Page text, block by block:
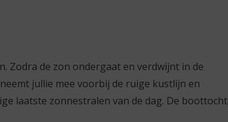
Zodra de zon ondergaat en verdwijnt in de
jullie mee voorbij de ruige kustlijn en
laatste zonnestralen van de dag. De boottocht